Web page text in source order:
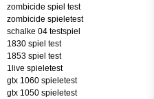
zombicide spiel test
zombicide spieletest
schalke 04 testspiel
1830 spiel test
1853 spiel test
1live spieletest
gtx 1060 spieletest
gtx 1050 spieletest